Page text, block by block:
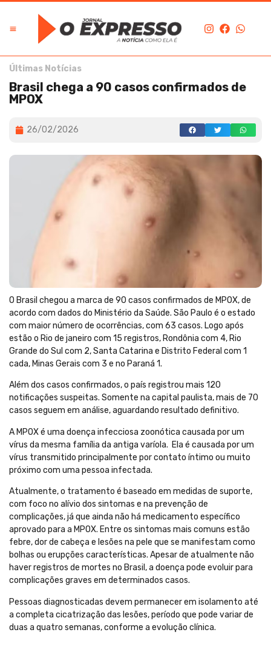
Últimas Notícias
Brasil chega a 90 casos confirmados de
MPOX
26/02/2026
O Brasil chegou a marca de 90 casos confirmados de MPOX, de
acordo com dados do Ministério da Saúde. São Paulo é o estado
com maior número de ocorrências, com 63 casos. Logo após
estão o Rio de janeiro com 15 registros, Rondônia com 4, Rio
Grande do Sul com 2, Santa Catarina e Distrito Federal com 1
cada, Minas Gerais com 3 e no Paraná 1.
Além dos casos confirmados, o país registrou mais 120
notificações suspeitas. Somente na capital paulista, mais de 70
casos seguem em análise, aguardando resultado definitivo.
A MPOX é uma doença infecciosa zoonótica causada por um
vírus da mesma família da antiga varíola. Ela é causada por um
vírus transmitido principalmente por contato íntimo ou muito
próximo com uma pessoa infectada.
Atualmente, o tratamento é baseado em medidas de suporte,
com foco no alívio dos sintomas e na prevenção de
complicações, já que ainda não há medicamento específico
aprovado para a MPOX. Entre os sintomas mais comuns estão
febre, dor de cabeça e lesões na pele que se manifestam como
bolhas ou erupções características. Apesar de atualmente não
haver registros de mortes no Brasil, a doença pode evoluir para
complicações graves em determinados casos.
Pessoas diagnosticadas devem permanecer em isolamento até
a completa cicatrização das lesões, período que pode variar de
duas a quatro semanas, conforme a evolução clínica.